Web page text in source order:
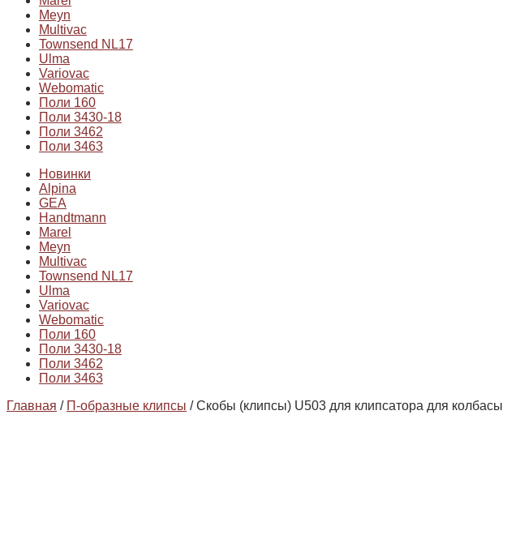
Meyn
Multivac
Townsend NL17
Ulma
Variovac
Webomatic
Поли 160
Поли 3430-18
Поли 3462
Поли 3463
Новинки
Alpina
GEA
Handtmann
Marel
Meyn
Multivac
Townsend NL17
Ulma
Variovac
Webomatic
Поли 160
Поли 3430-18
Поли 3462
Поли 3463
Главная / П-образные клипсы / Скобы (клипсы) U503 для клипсатора для колбасы